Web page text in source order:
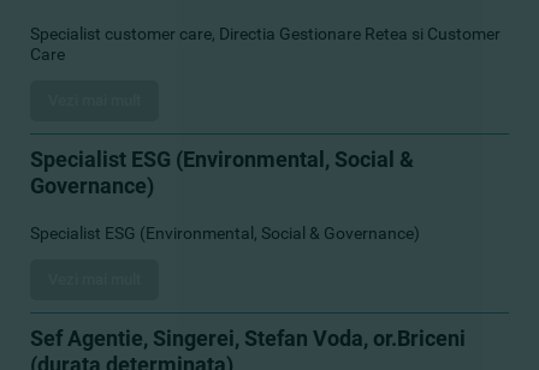
Specialist customer care, Directia Gestionare Retea si Customer
Care
Specialist ESG (Environmental, Social &
Governance)
Specialist ESG (Environmental, Social & Governance)
Sef Agentie, Singerei, Stefan Voda, or.Briceni
(durata determinata)